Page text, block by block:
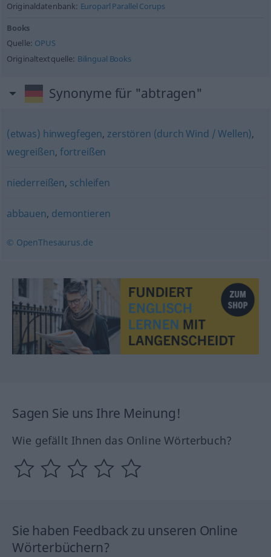
Originaldatenbank: Europarl Parallel Corups
Books
Quelle: OPUS
Originaltextquelle: Bilingual Books
Synonyme für "abtragen"
(etwas) hinwegfegen, zerstören (durch Wind / Wellen),
wegreißen, fortreißen
niederreißen, schleifen
abbauen, demontieren
© OpenThesaurus.de
Sagen Sie uns Ihre Meinung!
Wie gefällt Ihnen das Online Wörterbuch?
Sie haben Feedback zu unseren Online
Wörterbüchern?